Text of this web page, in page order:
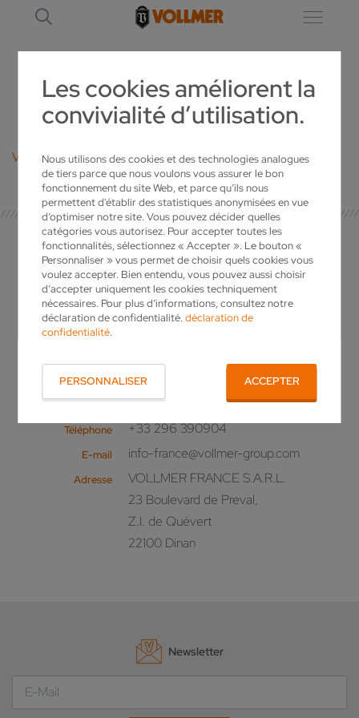
Les cookies améliorent la
convivialité d’utilisation.
Nous utilisons des cookies et des technologies analogues
de tiers parce que nous voulons vous assurer le bon
fonctionnement du site Web, et parce qu’ils nous
permettent d'établir des statistiques anonymisées en vue
d’optimiser notre site. Vous pouvez décider quelles
catégories vous autorisez. Pour accepter toutes les
fonctionnalités, sélectionnez « Accepter ». Le bouton «
Personnaliser » vous permet de choisir quels cookies vous
voulez accepter. Bien entendu, vous pouvez aussi choisir
d’accepter uniquement les cookies techniquement
nécessaires. Pour plus d’informations, consultez notre
déclaration de confidentialité.déclaration de
confidentialité.
PERSONNALISER ACCEPTER
LINK
VOUS TROUVEREZ ICI NOS RÈGLES DE CONFIDENTIALITÉ
VOTRE INTERLOCUTEUR
d'informations sur nos produits ou une offre
personnalisée? N'hésitez pas à nous appeler!
Téléphone +33 296 390904
E-mail info-france@vollmer-group.com
Adresse
VOLLMER FRANCE S.A.R.L.
23 Boulevard de Preval,
Z.I. de Quévert
22100 Dinan
Newsletter